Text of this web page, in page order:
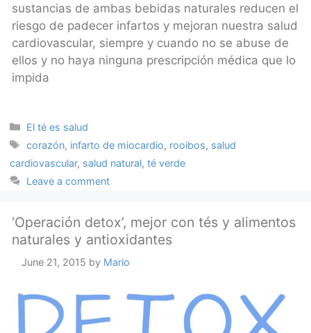
sustancias de ambas bebidas naturales reducen el
riesgo de padecer infartos y mejoran nuestra salud
cardiovascular, siempre y cuando no se abuse de
ellos y no haya ninguna prescripción médica que lo
impida
Categories
El té es salud
Tags
corazón, infarto de miocardio, rooibos, salud
cardiovascular, salud natural,té verde
Leave a comment
‘Operación detox’, mejor con tés y alimentos
naturales y antioxidantes
June 21, 2015 by Mario